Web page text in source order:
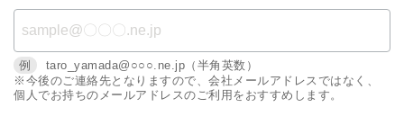
例
taro_yamada@○○○.ne.jp（半角英数）
※今後のご連絡先となりますので、会社メールアドレスではなく、
個人でお持ちのメールアドレスのご利用をおすすめします。